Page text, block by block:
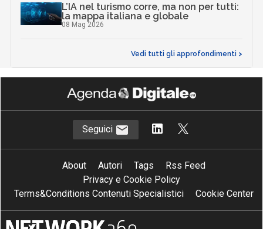
L’IA nel turismo corre, ma non per tutti:
la mappa italiana e globale
08 Mag 2026
Vedi tutti gli approfondimenti >
Seguici
About Autori Tags
Rss Feed
Privacy e Cookie Policy
Terms&Conditions Contenuti Specialistici
Cookie Center